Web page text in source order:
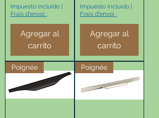
Impuesto incluido
Frais d'envoi :
Agregar al
carrito
Impuesto incluido
Frais d'envoi :
Agregar al
carrito
Poignée Poignée